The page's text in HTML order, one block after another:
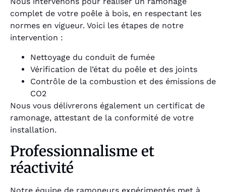
complet de votre poêle à bois, en respectant les
normes en vigueur. Voici les étapes de notre
intervention :
Nettoyage du conduit de fumée
Vérification de l’état du poêle et des joints
Contrôle de la combustion et des émissions de
CO2
Nous vous délivrerons également un certificat de
ramonage, attestant de la conformité de votre
installation.
Professionnalisme et
réactivité